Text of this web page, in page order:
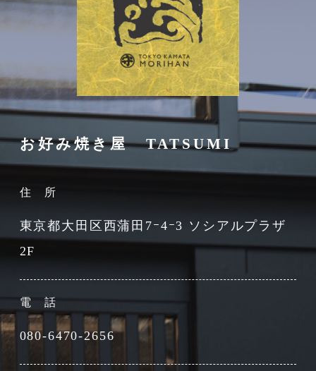
お好み焼き屋 TATSUMI
住 所
東京都大田区西蒲田7ｰ4ｰ3 ソシアルプラザ
2F
電 話
080-6470-2656